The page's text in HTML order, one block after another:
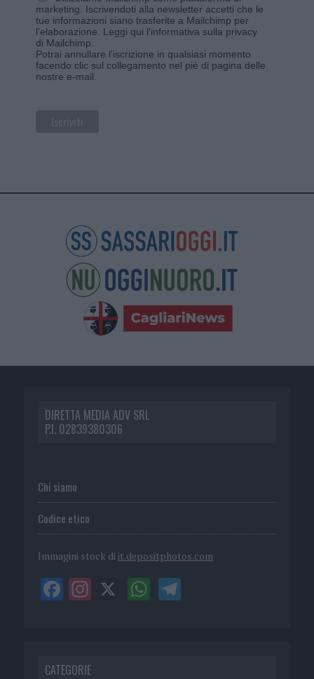
marketing. Iscrivendoti alla newsletter accetti che le
tue informazioni siano trasferite a Mailchimp per
l'elaborazione. Leggi qui l'informativa sulla privacy
di Mailchimp
Potrai annullare l'iscrizione in qualsiasi momento
facendo clic sul collegamento nel piè di pagina delle
nostre e-mail.
DIRETTA MEDIA ADV SRL
P.I. 02839380306
Chi siamo
Codice etico
Immagini stock di it.depositphotos.com
CATEGORIE